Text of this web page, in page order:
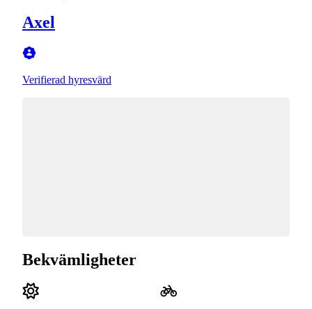
Axel
Verifierad hyresvärd
Bekvämligheter